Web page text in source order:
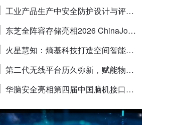
E IQ 3.20开启安防运营智能新时代
工业产品生产中安全防护设计与评估
的实践与探讨
东芝全阵容存储亮相2026 ChinaJo
y，以海量数据底座赋能“与AI同游”新
体验
火星慧知：熵基科技打造空间智能时
代的认知中枢
第二代无线平台历久弥新，赋能物联
网创新迭代
华脑安全亮相第四届中国脑机接口大
赛 工业安全脑机接口技术赢行业顶级